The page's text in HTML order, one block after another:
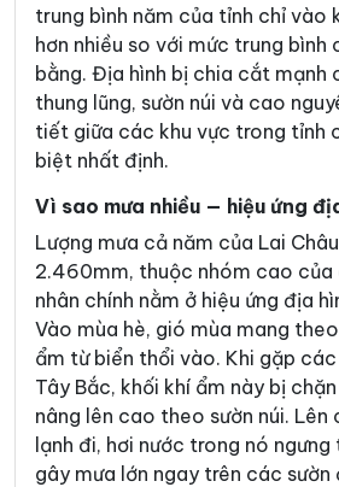
trung bình năm của tỉnh chỉ vào
hơn nhiều so với mức trung bình
bằng. Địa hình bị chia cắt mạnh
thung lũng, sườn núi và cao
tiết giữa các khu vực trong tỉnh
biệt nhất định.
Vì sao mưa nhiều — hiệu ứng
Lượng mưa cả năm của Lai
2.460mm, thuộc nhóm cao của
nhân chính nằm ở hiệu ứng địa
Vào mùa hè, gió mùa mang
ẩm từ biển thổi vào. Khi gặp
Tây Bắc, khối khí ẩm này bị
nâng lên cao theo sườn núi. Lên
lạnh đi, hơi nước trong nó
gây mưa lớn ngay trên các sườn